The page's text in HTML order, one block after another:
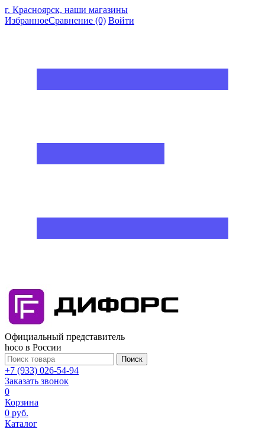
г. Красноярск, наши магазины
ИзбранноеСравнение (0) Войти
Официальный представитель
hoco в России
Поиск
+7 (933) 026-54-94
Заказать звонок
0
Корзина
0 руб.
Каталог